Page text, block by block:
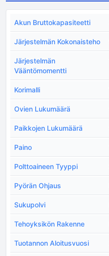
Akun Bruttokapasiteetti
Järjestelmän Kokonaisteho
Järjestelmän
Vääntömomentti
Korimalli
Ovien Lukumäärä
Paikkojen Lukumäärä
Paino
Polttoaineen Tyyppi
Pyörän Ohjaus
Sukupolvi
Tehoyksikön Rakenne
Tuotannon Aloitusvuosi